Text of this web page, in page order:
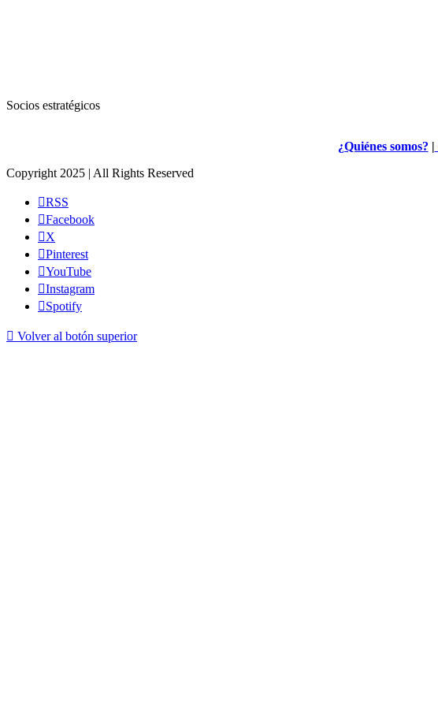
Socios estratégicos
¿Quiénes somos? |
Copyright 2025 | All Rights Reserved
RSS
Facebook
X
Pinterest
YouTube
Instagram
Spotify
Volver al botón superior